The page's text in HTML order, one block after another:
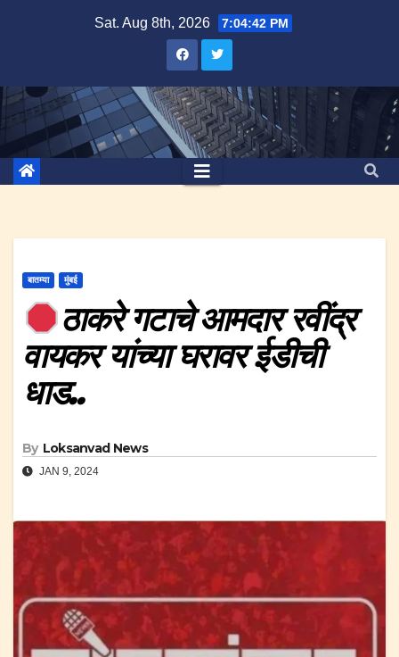
Sat. Aug 8th, 2026 7:04:42 PM
बातम्या मुंबई
ठाकरे गटाचे आमदार रवींद्र
वायकर यांच्या घरावर ईडीची
धाड..
By Loksanvad News
JAN 9, 2024